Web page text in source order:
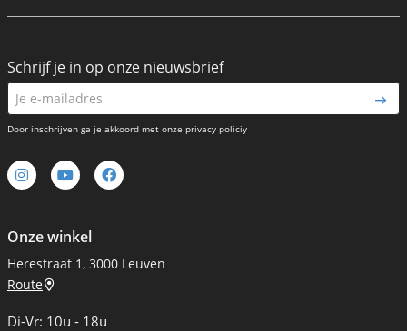
Onze winkel
Herestraat 1, 3000 Leuven
Route
Di-Vr: 10u - 18u
Schrijf je in op onze nieuwsbrief
Door inschrijven ga je akkoord met onze privacy policiy